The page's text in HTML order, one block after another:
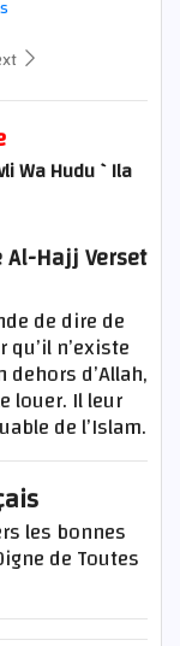
Wa Hudu `Ila
Hajj Verset
de dire de
n’existe
d’Allah,
louer. Il leur
de l’Islam.
les bonnes
de Toutes